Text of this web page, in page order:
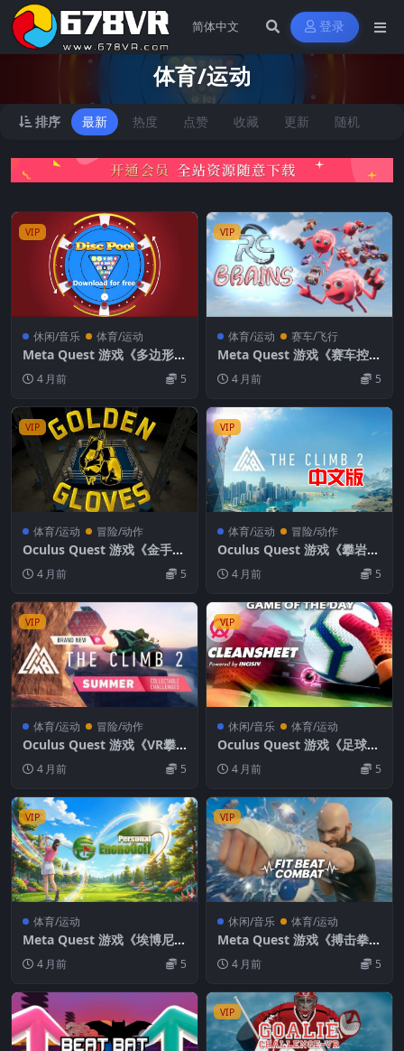
登录
体育/运动
排序 最新 热度 点赞 收藏 更新 随机
VIP
休闲/音乐 体育/运动
Meta Quest 游戏《多边形卡
罗姆VR》DiscPool VR
4 月前 5
VIP
体育/运动 赛车/飞行
Meta Quest 游戏《赛车控制
沙盒》RC Brains: Vehicle P
ossession Sandbox
4 月前 5
VIP
体育/运动 冒险/动作
Oculus Quest 游戏《金手套
拳击VR》Golden Gloves VR
4 月前 5
VIP
体育/运动 冒险/动作
Oculus Quest 游戏《攀岩2
/ 攀爬 2 汉化中文版》The Cl
imb 2
4 月前 5
VIP
体育/运动 冒险/动作
Oculus Quest 游戏《VR攀
岩2》The Climb 2 VR游戏下
载 4 月前 5
VIP
休闲/音乐 体育/运动
Oculus Quest 游戏《足球守
门员VR》Cleansheet VR
4 月前 5
VIP
体育/运动
Meta Quest 游戏《埃博尼高
尔夫VR》EnonoGolf Perso
nal VR
4 月前 5
VIP
休闲/音乐 体育/运动
Meta Quest 游戏《搏击拳击
健身锻炼VR》Fit Beat Com
bat : Boxing Fitness Work
4 月前 5
VIP